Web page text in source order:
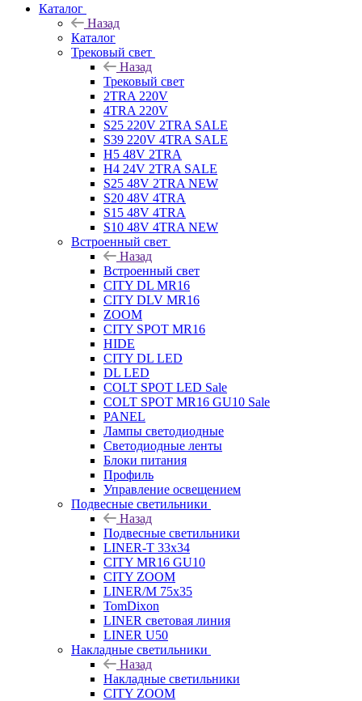
Каталог
Назад
Каталог
Трековый свет
Назад
Трековый свет
2TRA 220V
4TRA 220V
S25 220V 2TRA SALE
S39 220V 4TRA SALE
H5 48V 2TRA
H4 24V 2TRA SALE
S25 48V 2TRA NEW
S20 48V 4TRA
S15 48V 4TRA
S10 48V 4TRA NEW
Встроенный свет
Назад
Встроенный свет
CITY DL MR16
CITY DLV MR16
ZOOM
CITY SPOT MR16
HIDE
CITY DL LED
DL LED
COLT SPOT LED Sale
COLT SPOT MR16 GU10 Sale
PANEL
Лампы светодиодные
Светодиодные ленты
Блоки питания
Профиль
Управление освещением
Подвесные светильники
Назад
Подвесные светильники
LINER-T 33x34
CITY MR16 GU10
CITY ZOOM
LINER/M 75х35
TomDixon
LINER световая линия
LINER U50
Накладные светильники
Назад
Накладные светильники
CITY ZOOM